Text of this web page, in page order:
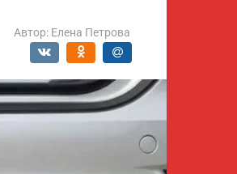
Автор: Елена Петрова